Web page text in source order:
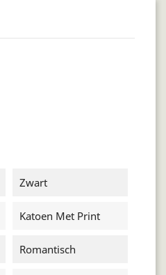
Zwart
Katoen Met Print
Romantisch